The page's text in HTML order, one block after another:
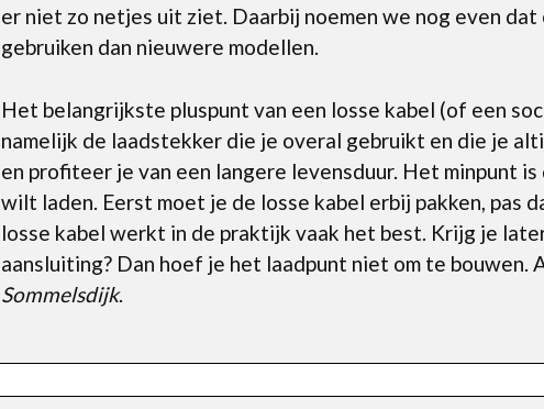
er niet zo netjes uit ziet. Daarbij noemen we nog even
gebruiken dan nieuwere modellen.
Het belangrijkste pluspunt van een losse kabel (of een
namelijk de laadstekker die je overal gebruikt en die je
en profiteer je van een langere levensduur. Het minpunt
wilt laden. Eerst moet je de losse kabel erbij pakken, pas
losse kabel werkt in de praktijk vaak het best. Krijg je
aansluiting? Dan hoef je het laadpunt niet om te
Sommelsdijk.